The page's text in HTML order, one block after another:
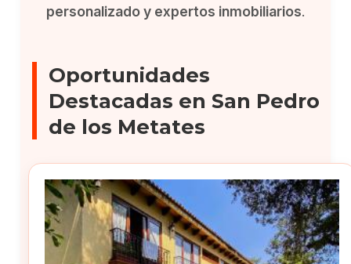
personalizado y expertos inmobiliarios.
Oportunidades
Destacadas en San Pedro
de los Metates